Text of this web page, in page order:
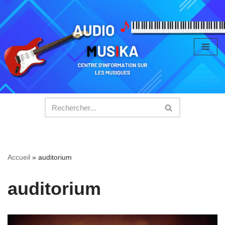
contenu
Accueil » auditorium
auditorium